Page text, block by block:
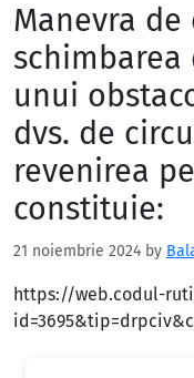
Manevra
schimbarea
unui
dvs. de
revenirea
constituie:
21 noiembrie 2024 by
https://web.codul-